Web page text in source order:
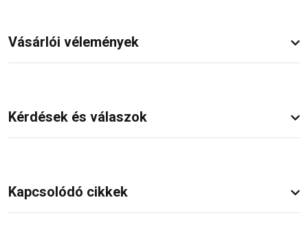
Vásárlói vélemények
Kérdések és válaszok
Kapcsolódó cikkek